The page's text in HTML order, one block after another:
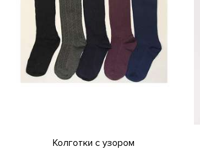
Колготки с узором